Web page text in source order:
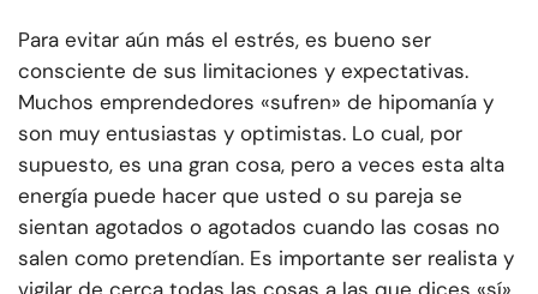
Para evitar aún más el estrés, es bueno ser
consciente de sus limitaciones y expectativas.
Muchos emprendedores «sufren» de hipomanía y
son muy entusiastas y optimistas. Lo cual, por
supuesto, es una gran cosa, pero a veces esta alta
energía puede hacer que usted o su pareja se
sientan agotados o agotados cuando las cosas no
salen como pretendían. Es importante ser realista y